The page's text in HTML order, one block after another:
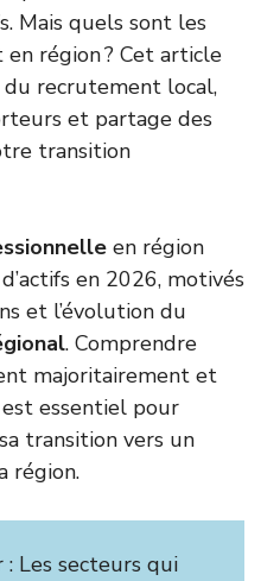
Mais quels sont les
région ? Cet article
recrutement local,
et partage des
transition
en région
en 2026, motivés
et l’évolution du
. Comprendre
majoritairement et
essentiel pour
transition vers un
région.
Les secteurs qui